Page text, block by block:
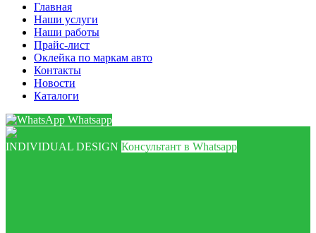
Главная
Наши услуги
Наши работы
Прайс-лист
Оклейка по маркам авто
Контакты
Новости
Каталоги
Whatsapp
INDIVIDUAL DESIGN Консультант в Whatsapp